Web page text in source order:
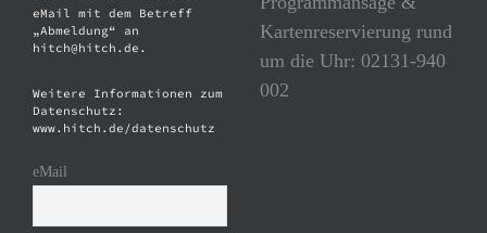
eMail mit dem Betreff
„Abmeldung“ an
hitch@hitch.de.
Weitere Informationen zum
Datenschutz:
www.hitch.de/datenschutz
eMail
Kartenreservierung rund
um die Uhr: 02131-940
002